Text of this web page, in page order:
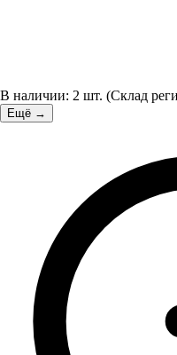
В наличии: 2 шт. (Склад
Ещё →